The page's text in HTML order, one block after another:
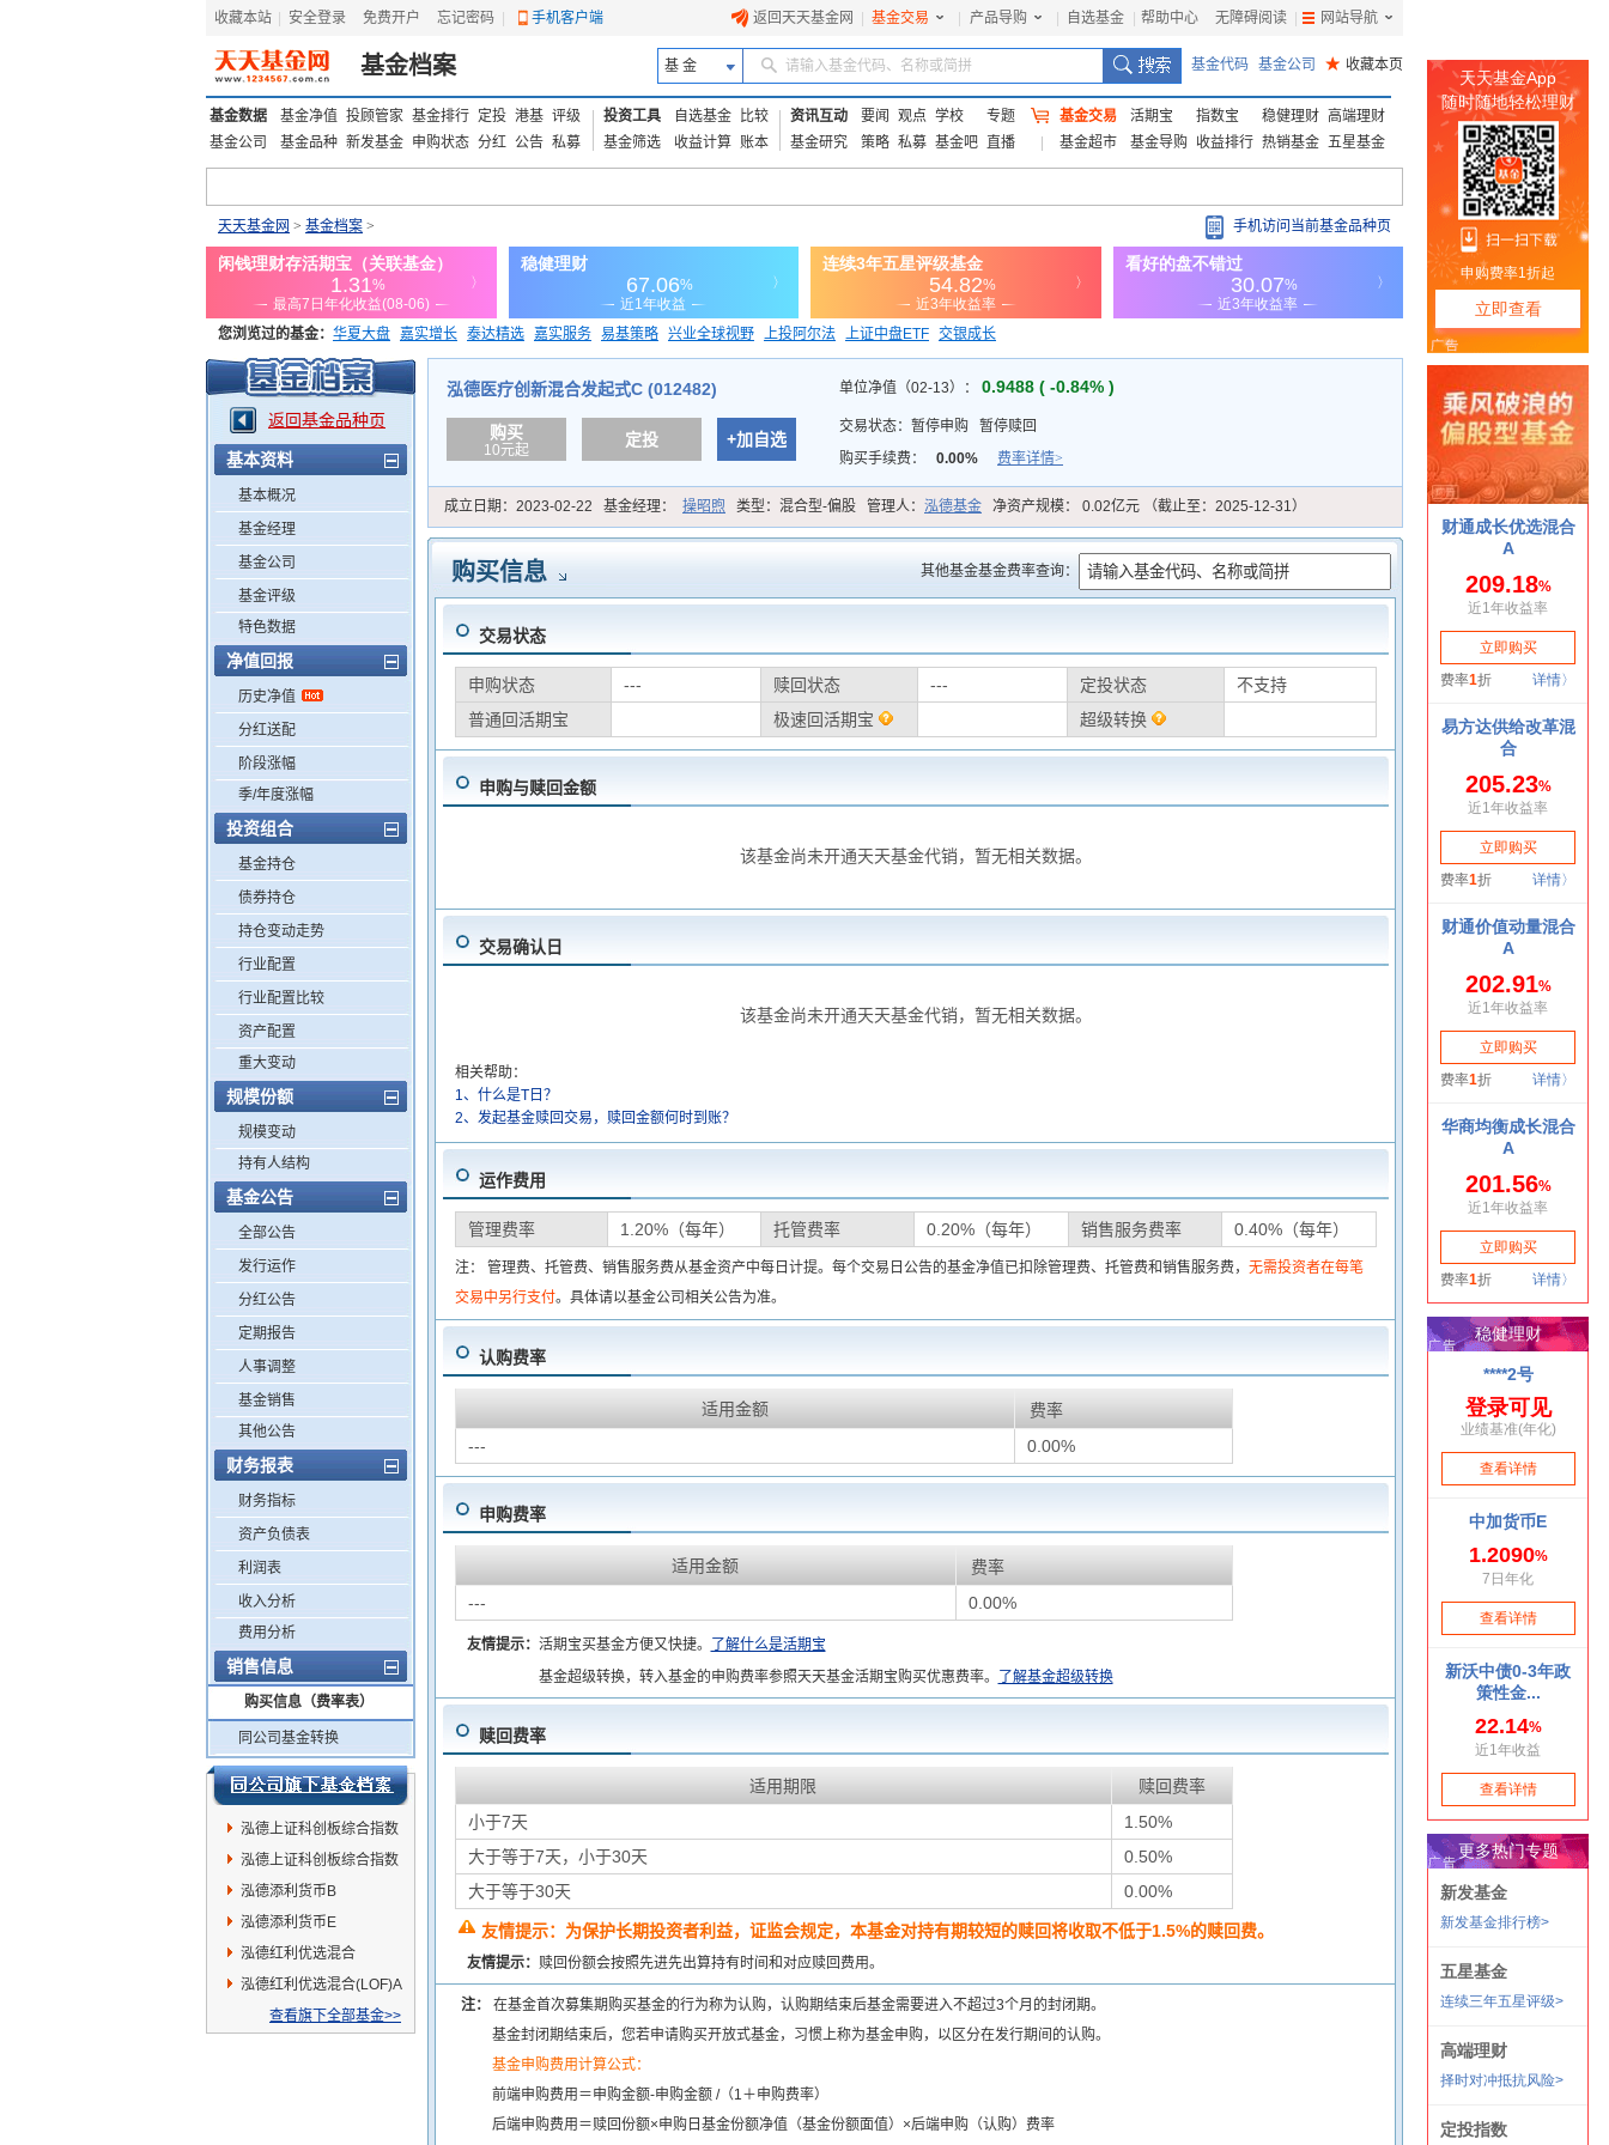
收藏本站 安全登录 免费开户 忘记密码 手机客户端 返回天天基金网 基金交易 产品导购 自选基金 帮助中心 无障碍阅读 网站导航
基金档案 基 金 请输入基金代码、名称或简拼 基金代码 基金公司 ★ 收藏本页
基金数据 基金净值 投顾管家 基金排行 定投 港基 评级
基金公司
基金品种 新发基金 申购状态 分红 公告 私募
投资工具 自选基金
比较
基金筛选
收益计算 账本
资讯互动 要闻 观点 学校
专题
基金研究
策略 私募 基金吧 直播
基金交易 活期宝 指数宝 稳健理财 高端理财
基金超市
基金导购 收益排行 热销基金 五星基金
天天基金网 > 基金档案 > 手机访问当前基金品种页
您浏览过的基金： 华夏大盘 嘉实增长 泰达精选 嘉实服务 易基策略 兴业全球视野 上投阿尔法 上证中盘ETF 交银成长
添富优势 华安宏利 上证180价值ETF
返回基金品种页
基本资料
基本概况
基金经理
基金公司
基金评级
特色数据
净值回报
历史净值
分红送配
阶段涨幅
季/年度涨幅
投资组合
基金持仓
债券持仓
持仓变动走势
行业配置
行业配置比较
资产配置
重大变动
规模份额
规模变动
持有人结构
基金公告
全部公告
发行运作
分红公告
定期报告
人事调整
基金销售
其他公告
财务报表
财务指标
资产负债表
利润表
收入分析
费用分析
销售信息
购买信息（费率表）
同公司基金转换
泓德上证科创板综合指数
增强A
泓德上证科创板综合指数
增强C
泓德添利货币B
泓德添利货币E
泓德红利优选混合
(LOF)C
泓德红利优选混合(LOF)A
查看旗下全部基金>>
泓德医疗创新混合发起式C (012482)
购买
10元起
定投 +加自选
单位净值（02-13）： 0.9488 ( -0.84% )
交易状态： 暂停申购
暂停赎回
购买手续费：
0.00% 费率详情>
成立日期： 2023-02-22 基金经理： 操昭煦 类型： 混合型-偏股 管理人： 泓德基金 净资产规模： 0.02亿元 （截止至：2025-12-31）
购买信息 其他基金基金费率查询：
交易状态
申购状态 --- 赎回状态 --- 定投状态
不支持
普通回活期宝
极速回活期宝 超级转换
申购与赎回金额
该基金尚未开通天天基金代销，暂无相关数据。
交易确认日
该基金尚未开通天天基金代销，暂无相关数据。
相关帮助：
1、什么是T日？
2、发起基金赎回交易，赎回金额何时到账？
运作费用
管理费率 1.20%（每年） 托管费率 0.20%（每年） 销售服务费率 0.40%（每年）
注： 管理费、托管费、销售服务费从基金资产中每日计提。每个交易日公告的基金净值已扣除管理费、托管费和销售服务费， 无需投资者在每笔
交易中另行支付。具体请以基金公司相关公告为准。
认购费率
适用金额
费率
---
0.00%
申购费率
适用金额
费率
---
0.00%
友情提示： 活期宝买基金方便又快捷。
了解什么是活期宝
基金超级转换，转入基金的申购费率参照天天基金活期宝购买优惠费率。
了解基金超级转换
赎回费率
适用期限
赎回费率
小于7天
1.50%
大于等于7天，小于30天
0.50%
大于等于30天
0.00%
友情提示：为保护长期投资者利益，证监会规定，本基金对持有期较短的赎回将收取不低于1.5%的赎回费。
友情提示： 赎回份额会按照先进先出算持有时间和对应赎回费用。
注： 在基金首次募集期购买基金的行为称为认购，认购期结束后基金需要进入不超过3个月的封闭期。
基金封闭期结束后，您若申请购买开放式基金，习惯上称为基金申购，以区分在发行期间的认购。
基金申购费用计算公式：
前端申购费用＝申购金额-申购金额 /（1＋申购费率）
后端申购费用＝赎回份额×申购日基金份额净值（基金份额面值）×后端申购（认购）费率